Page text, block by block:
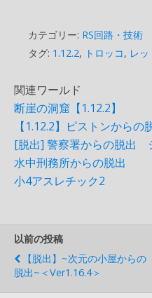
カテゴリー: RS回路・技術
タグ: 1.12.2, トロッコ, レ
関連ワールド
断崖の洞窟【1.12.2】
【1.12.2】ピストンからの
[脱出] 警察署からの脱
水中刑務所からの脱出
小4アスレチック2
以前の投稿
【脱出】~次元の小屋からの
脱出~＜ver1.16.4＞